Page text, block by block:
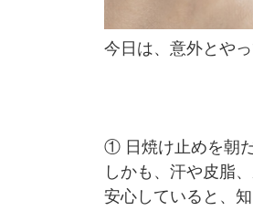
今日は、意外とや
① 日焼け止めを朝
しかも、汗や皮脂
安心していると、